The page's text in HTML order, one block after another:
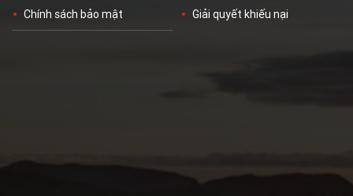
Chính sách bảo mật Giải quyết khiếu nại